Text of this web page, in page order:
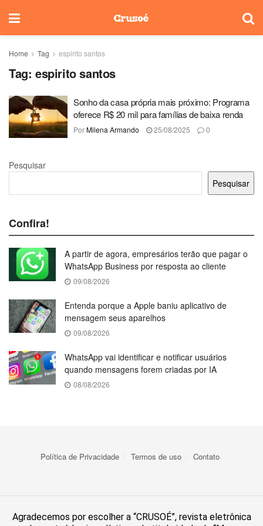
Home Tag espirito santos
Tag: espirito santos
Sonho da casa própria mais próximo: Programa
oferece R$ 20 mil para famílias de baixa renda
PorMilena Armando 25/08/2025 0
Pesquisar
Pesquisar
Confira!
A partir de agora, empresários terão que pagar o
WhatsApp Business por resposta ao cliente
09/08/2026
Entenda porque a Apple baniu aplicativo de
mensagem seus aparelhos
09/08/2026
WhatsApp vai identificar e notificar usuários
quando mensagens forem criadas por IA
08/08/2026
Política de Privacidade Termos de uso Contato
Agradecemos por escolher a “CRUSOÉ”, revista eletrônica